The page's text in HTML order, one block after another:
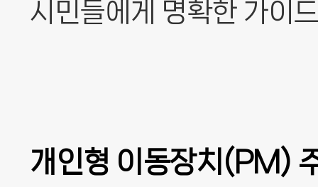
시민들에게 명확한 가이
개인형 이동장치(PM)